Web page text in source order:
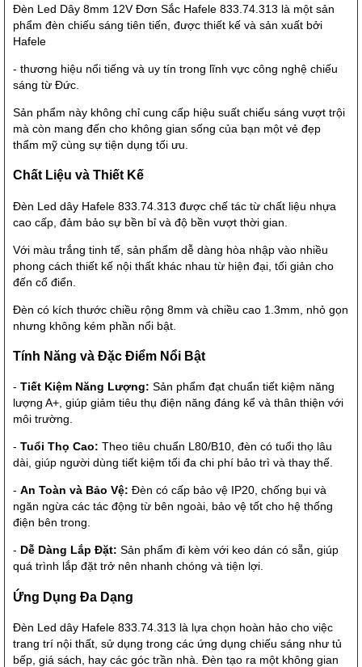
Đèn Led Dây 8mm 12V Đơn Sắc Hafele 833.74.313 là một sản
phẩm đèn chiếu sáng tiên tiến, được thiết kế và sản xuất bởi
Hafele
- thương hiệu nổi tiếng và uy tín trong lĩnh vực công nghệ chiếu
sáng từ Đức.
Sản phẩm này không chỉ cung cấp hiệu suất chiếu sáng vượt trội
mà còn mang đến cho không gian sống của bạn một vẻ đẹp
thẩm mỹ cùng sự tiện dụng tối ưu.
Chất Liệu và Thiết Kế
Đèn Led dây Hafele 833.74.313 được chế tác từ chất liệu nhựa
cao cấp, đảm bảo sự bền bỉ và độ bền vượt thời gian.
Với màu trắng tinh tế, sản phẩm dễ dàng hòa nhập vào nhiều
phong cách thiết kế nội thất khác nhau từ hiện đại, tối giản cho
đến cổ điển.
Đèn có kích thước chiều rộng 8mm và chiều cao 1.3mm, nhỏ gọn
nhưng không kém phần nổi bật.
Tính Năng và Đặc Điểm Nổi Bật
- Tiết Kiệm Năng Lượng: Sản phẩm đạt chuẩn tiết kiệm năng
lượng A+, giúp giảm tiêu thụ điện năng đáng kể và thân thiện với
môi trường.
- Tuổi Thọ Cao: Theo tiêu chuẩn L80/B10, đèn có tuổi thọ lâu
dài, giúp người dùng tiết kiệm tối đa chi phí bảo trì và thay thế.
- An Toàn và Bảo Vệ: Đèn có cấp bảo vệ IP20, chống bụi và
ngăn ngừa các tác động từ bên ngoài, bảo vệ tốt cho hệ thống
điện bên trong.
- Dễ Dàng Lắp Đặt: Sản phẩm đi kèm với keo dán có sẵn, giúp
quá trình lắp đặt trở nên nhanh chóng và tiện lợi.
Ứng Dụng Đa Dạng
Đèn Led dây Hafele 833.74.313 là lựa chọn hoàn hảo cho việc
trang trí nội thất, sử dụng trong các ứng dụng chiếu sáng như tủ
bếp, giá sách, hay các góc trần nhà. Đèn tạo ra một không gian